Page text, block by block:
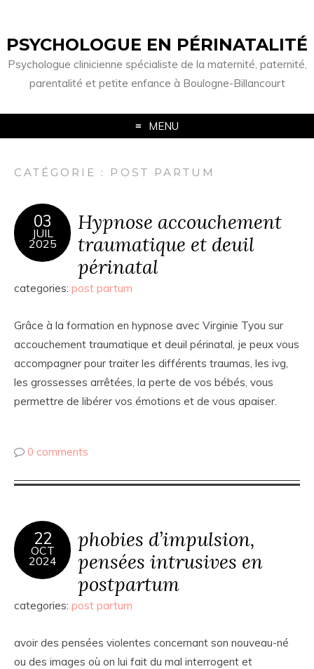
PSYCHOLOGUE EN PÉRINATALITÉ
Psychologue clinicienne spécialiste de la maternité, paternité,
parentalité et petite enfance à Boulogne-Billancourt
MENU
CATÉGORIE : POST PARTUM
03
JUIL
2025
Hypnose accouchement
traumatique et deuil
périnatal
categories: post partum
Grâce à la formation en hypnose avec Virginie Tyou sur
accouchement traumatique et deuil périnatal, je peux vous
accompagner pour traiter les différents traumas, les ivg,
les grossesses arrêtées, la perte de vos bébés, vous
permettre de libérer vos émotions et de vous apaiser.
0 comments
22
OCT
2024
phobies d’impulsion,
pensées intrusives en
postpartum
categories: post partum
avoir des pensées violentes concernant son nouveau-né
ou des images où on lui fait du mal interrogent et